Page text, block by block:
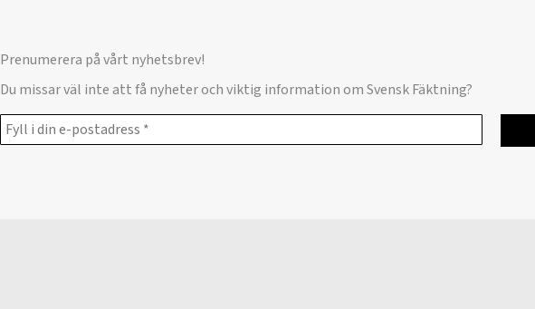
Prenumerera på vårt nyhetsbrev!
Du missar väl inte att få nyheter och viktig information om Svensk Fäktning?